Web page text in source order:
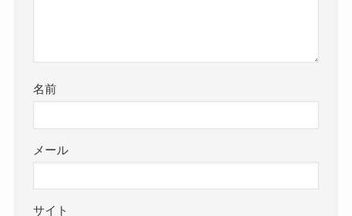
名前
メール
サイト